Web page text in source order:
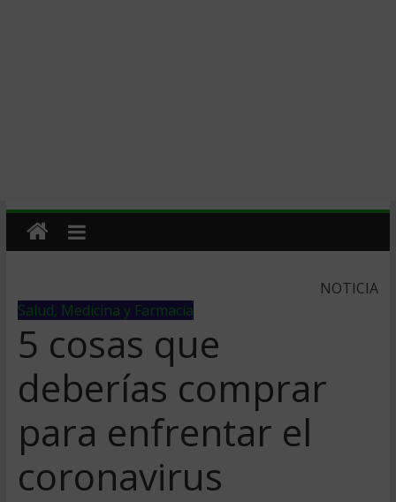
NOTICIA
Salud, Medicina y Farmacia
5 cosas que
deberías comprar
para enfrentar el
coronavirus